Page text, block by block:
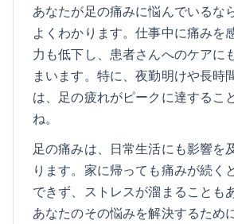
あなたが足の痛みに悩んでいるな
よくわかります。仕事中に痛みを
力も低下し、患者さんへのケアに
まいます。特に、夜勤明けや長時
は、足の疲れがピークに達するこ
ね。
足の痛みは、日常生活にも影響を
ります。家に帰っても痛みが続く
できず、ストレスが溜まることも
あなたのその悩みを解決するため